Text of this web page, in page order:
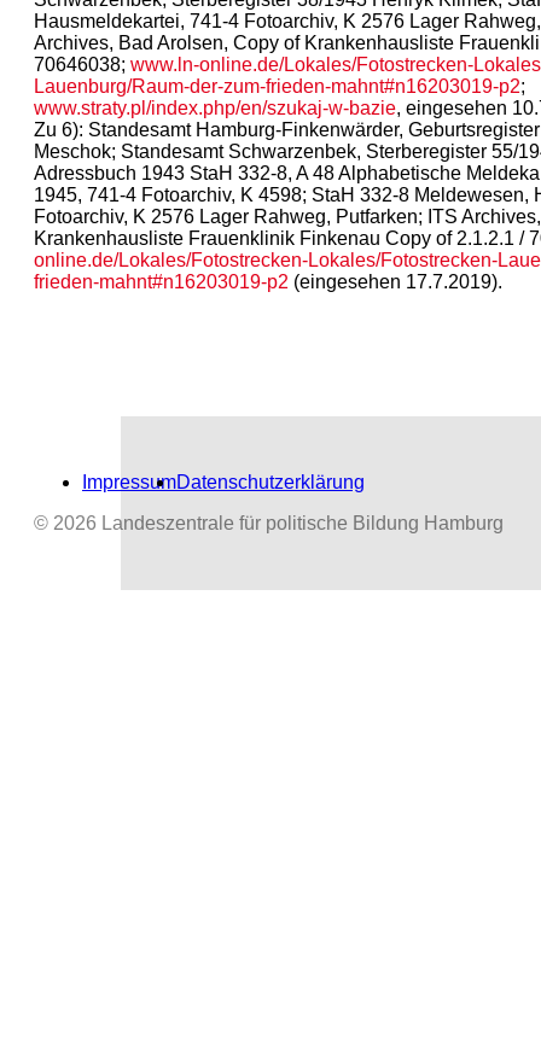
Hausmeldekartei, 741-4 Fotoarchiv, K 2576 Lager
Archives, Bad Arolsen, Copy of Krankenhausliste
70646038; www.ln-online.de/Lokales/Fotostrecken-
Lauenburg/Raum-der-zum-frieden-mahnt#n16203019-p2;
www.straty.pl/index.php/en/szukaj-w-bazie, eingesehen
Zu 6): Standesamt Hamburg-Finkenwärder,
Meschok; Standesamt Schwarzenbek, Sterberegister 55/
Adressbuch 1943 StaH 332-8, A 48 Alphabetische
1945, 741-4 Fotoarchiv, K 4598; StaH 332-8 Meldewesen,
Fotoarchiv, K 2576 Lager Rahweg, Putfarken; ITS
Krankenhausliste Frauenklinik Finkenau Copy of 2.1.2.1 /
online.de/Lokales/Fotostrecken-Lokales/Fotostrecken-
frieden-mahnt#n16203019-p2 (eingesehen 17.7.2019).
ImpressumDatenschutzerklärung
© 2026 Landeszentrale für politische Bildung Hamburg